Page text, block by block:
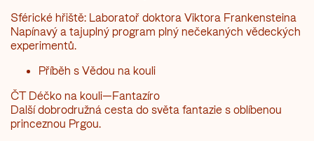
Sférické hřiště: Laboratoř doktora Viktora Frankensteina
Napínavý a tajuplný program plný nečekaných vědeckých
experimentů.
Příběh s Vědou na kouli
ČT Déčko na kouli—Fantazíro
Další dobrodružná cesta do světa fantazie s oblíbenou
princeznou Prgou.